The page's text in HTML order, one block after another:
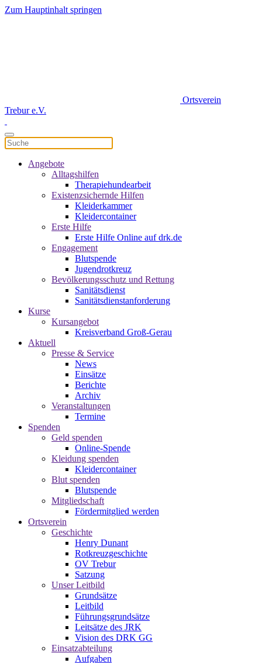
Zum Hauptinhalt springen
Ortsverein
Trebur e.V.
Angebote
Alltagshilfen
Therapiehundearbeit
Existenzsichernde Hilfen
Kleiderkammer
Kleidercontainer
Erste Hilfe
Erste Hilfe Online auf drk.de
Engagement
Blutspende
Jugendrotkreuz
Bevölkerungsschutz und Rettung
Sanitätsdienst
Sanitätsdienstanforderung
Kurse
Kursangebot
Kreisverband Groß-Gerau
Aktuell
Presse & Service
News
Einsätze
Berichte
Archiv
Veranstaltungen
Termine
Spenden
Geld spenden
Online-Spende
Kleidung spenden
Kleidercontainer
Blut spenden
Blutspende
Mitgliedschaft
Fördermitglied werden
Ortsverein
Geschichte
Henry Dunant
Rotkreuzgeschichte
OV Trebur
Satzung
Unser Leitbild
Grundsätze
Leitbild
Führungsgrundsätze
Leitsätze des JRK
Vision des DRK GG
Einsatzabteilung
Aufgaben